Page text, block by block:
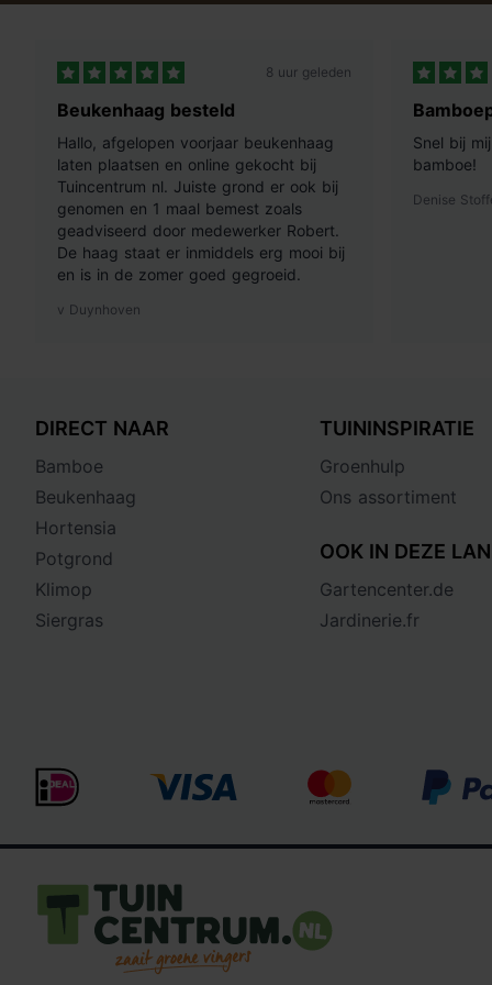
8 uur geleden
Beukenhaag besteld
Hallo, afgelopen voorjaar beukenhaag
laten plaatsen en online gekocht bij
Tuincentrum nl. Juiste grond er ook bij
genomen en 1 maal bemest zoals
geadviseerd door medewerker Robert.
De haag staat er inmiddels erg mooi bij
en is in de zomer goed gegroeid.
v Duynhoven
Snel bij
bamboe!
Denise
DIRECT NAAR
Bamboe
Beukenhaag
Hortensia
Potgrond
Klimop
Siergras
TUININSPIRATIE
Groenhulp
Ons assortiment
OOK IN DEZE
Gartencenter.de
Jardinerie.fr